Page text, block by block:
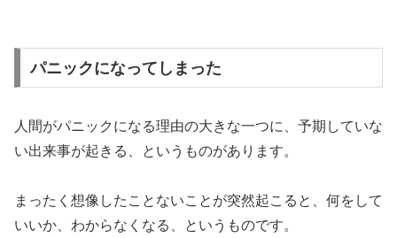
パニックになってしまった
人間がパニックになる理由の大きな一つに、予期していな
い出来事が起きる、というものがあります。
まったく想像したことないことが突然起こると、何をして
いいか、わからなくなる、というものです。